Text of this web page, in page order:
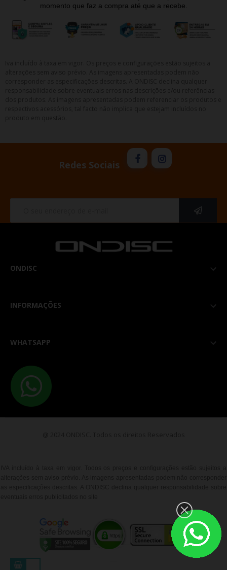
momento que faz a compra até que a recebe.
Redes Sociais
ONDISC 
INFORMAÇÕES 
WHATSAPP 